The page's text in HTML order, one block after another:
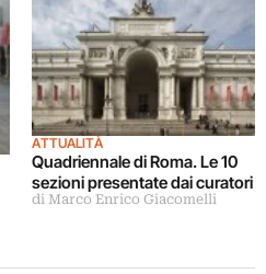
ATTUALITÀ
Quadriennale di Roma. Le 10
sezioni presentate dai curatori
di Marco Enrico Giacomelli